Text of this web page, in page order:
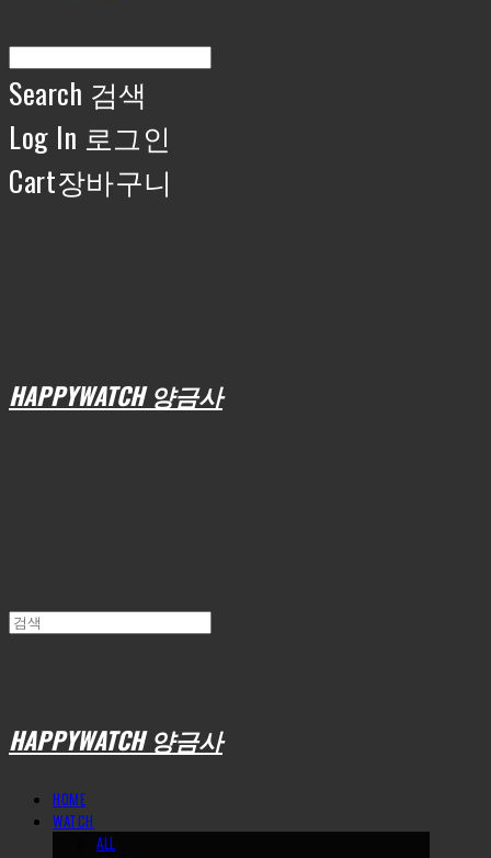
Search 검색
Log In 로그인
Cart장바구니
HAPPYWATCH 양금사
HAPPYWATCH 양금사
HOME
WATCH
ALL